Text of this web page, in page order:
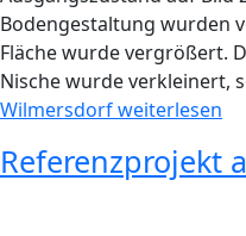
Bodengestaltung wurden
Fläche wurde vergrößert.
Nische wurde verkleinert,
Wilmersdorfweiterlesen
Referenzprojekt